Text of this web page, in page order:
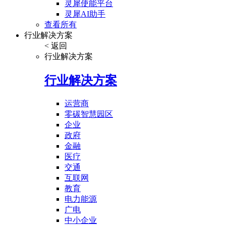
灵犀使能平台
灵犀AI助手
查看所有
行业解决方案
< 返回
行业解决方案
行业解决方案
运营商
零碳智慧园区
企业
政府
金融
医疗
交通
互联网
教育
电力能源
广电
中小企业